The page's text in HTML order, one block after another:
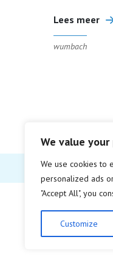
We value your
We use cookies to
personalized ads
"Accept All", you
Customize
Lees meer
wumbach